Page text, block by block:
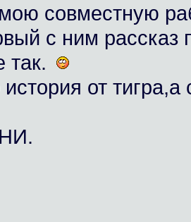
совместную
с ним рассказ
так.
от